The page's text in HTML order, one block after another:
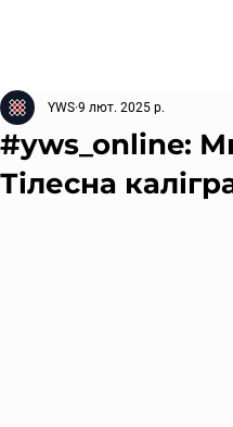
#yws_online:
Тілесна
YWS 9 лют. 2025 р.